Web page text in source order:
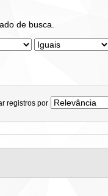
de busca.
registros por